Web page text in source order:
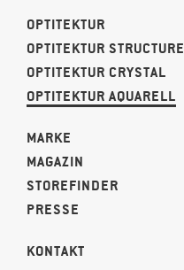
OPTITEKTUR
OPTITEKTUR STRUCTURE
OPTITEKTUR CRYSTAL
OPTITEKTUR AQUARELL
MARKE
MAGAZIN
STOREFINDER
PRESSE
KONTAKT